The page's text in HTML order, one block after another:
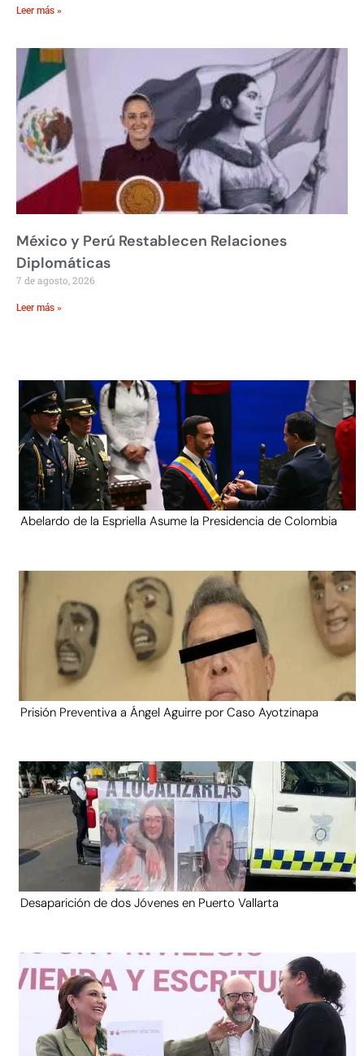
Leer más »
México y Perú Restablecen Relaciones
Diplomáticas
7 de agosto, 2026
Leer más »
Abelardo de la Espriella Asume la Presidencia de Colombia
Prisión Preventiva a Ángel Aguirre por Caso Ayotzinapa
Desaparición de dos Jóvenes en Puerto Vallarta